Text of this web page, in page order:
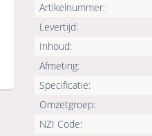
Artikelnummer:
Levertijd:
Inhoud:
Afmeting:
Specificatie:
Omzetgroep:
NZI Code: